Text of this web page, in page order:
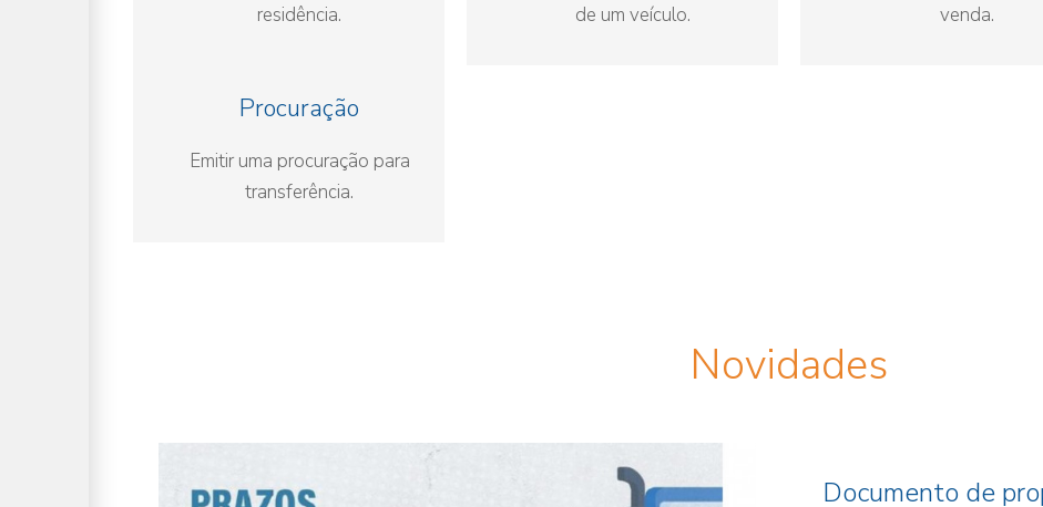
residência.
de um veículo.
venda.
Procuração
Emitir uma procuração para
transferência.
Novidades
Documento de